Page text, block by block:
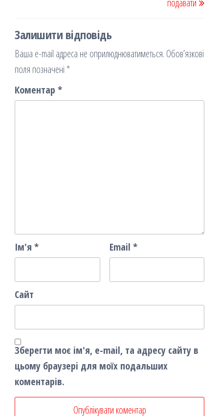
подавати
Залишити відповідь
Ваша e-mail адреса не оприлюднюватиметься. Обов’язкові
поля позначені *
Коментар *
Ім'я * Email *
Сайт
Зберегти моє ім'я, e-mail, та адресу сайту в
цьому браузері для моїх подальших
коментарів.